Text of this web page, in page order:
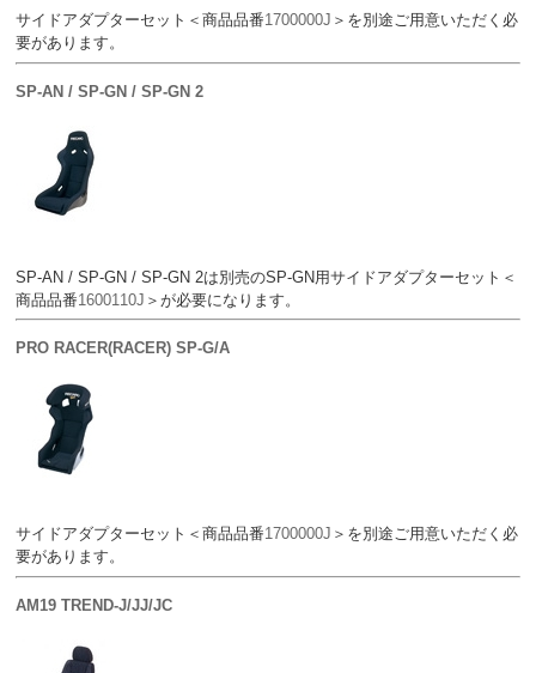
サイドアダプターセット＜商品品番1700000J ＞を別途ご用意いただく必
要があります。
SP-AN / SP-GN / SP-GN 2
SP-AN / SP-GN / SP-GN 2は別売のSP-GN用サイドアダプターセット＜
商品品番1600110J ＞が必要になります。
PRO RACER(RACER) SP-G/A
サイドアダプターセット＜商品品番1700000J ＞を別途ご用意いただく必
要があります。
AM19 TREND-J/JJ/JC